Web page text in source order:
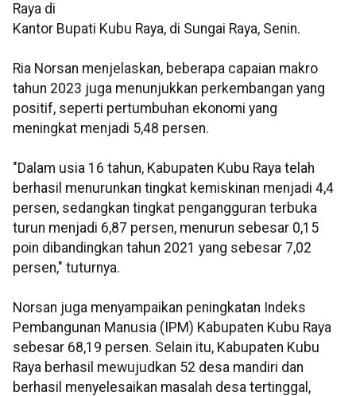
Raya di
Kantor Bupati Kubu Raya, di Sungai Raya, Senin.
Ria Norsan menjelaskan, beberapa capaian makro
tahun 2023 juga menunjukkan perkembangan yang
positif, seperti pertumbuhan ekonomi yang
meningkat menjadi 5,48 persen.
"Dalam usia 16 tahun, Kabupaten Kubu Raya telah
berhasil menurunkan tingkat kemiskinan menjadi 4,4
persen, sedangkan tingkat pengangguran terbuka
turun menjadi 6,87 persen, menurun sebesar 0,15
poin dibandingkan tahun 2021 yang sebesar 7,02
persen," tuturnya.
Norsan juga menyampaikan peningkatan Indeks
Pembangunan Manusia (IPM) Kabupaten Kubu Raya
sebesar 68,19 persen. Selain itu, Kabupaten Kubu
Raya berhasil mewujudkan 52 desa mandiri dan
berhasil menyelesaikan masalah desa tertinggal,